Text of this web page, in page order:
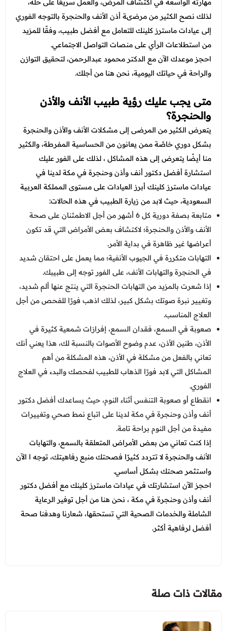
مهارته الواسعة في اكتشاف المرض، والعمل سريعًا على حله،
لذلك نصح الكثير من مرضىة أذن الأنف والحنجرة بالتوجه الفوري
إلى عيادات ماسترز كلينك للتعامل مع أفضل طبيب، وفقًا للمزيد
من استطلاعات الرأي على منصات التواصل الاجتماعي.
احجز موعدك الآن مع الدكتر محمود عبدالرحمن، لتحقيق التوازن
والراحة في حياتك اليومية، نحن هنا من أجلك.
متى يجب عليك رؤية طبيب الأنف والأذن
والحنجرة؟
يتعرض الكثير من المرضى إلى مشكلات الأنف والأذن والحنجرة
بشكل دوري خاصًة ممن يعانون من الحساسية المفرطة، والكثير
منا أيضًا يتعرض إلى هذه المشاكل ، لذلك على الفور عليك
استشارة أفضل دكتور أنف وأذن وحنجرة في مكة لدينا في
عيادات ماسترز كلينك أبرز العيادات على مستوى المملكة العربية
السعودية، حيث لابد من زيارة الطبيب في هذه الحالات:
متابعة بصفة دورية كل 6 أشهر من أجل الاطمئنان على صحة
الأنف والأذن والحنجرة؛ لاكتشاف بعض الأمراض التي قد تكون
أعراضها غير ظاهرة في بداية الأمر.
التهابات متكررة في الجيوب الأنفية؛ مما يعمل على احتقان شديد
في الحنجرة والتهابات الأنف، على الفور توجه إلى طبيبك.
إذا شعرت بالمزيد من التهابات الحنجرة التي ينتج عنها ألم شديد،
وتغيير نبرة صوتك بشكل كبير، لذلك اذهب فورًا للفحص من أجل
العلاج المناسب.
صعوبة في السمع، فقدان السمع، إفرازات شمعية كثيرة في
الأذن، طنين الأذن، عدم وضوح الأصوات بالنسبة لك، هذا يعني أنك
تعاني بالفعل من مشكلة في الأذن، هذه المشكلة من أهم
المشاكل التي لابد فورًا الذهاب للطبيب لفحصك والبدء في العلاج
الفوري.
انقطاع أو صعوبة التنفس أثناء النوم، حيث يساعدك أفضل دكتور
أنف وأذن وحنجرة في مكة لدينا على اتباع نمط صحي وتغييرات
مفيدة من أجل النوم براحة تامة.
إذا كنت تعاني من بعض الأمراض المتعلقة بالسمع، والتهابات
الأنف والحنجرة لا تتردد كثيرًا فصحتك منبع رفاهيتك، توجه ا الآن
واستثمر صحتك بشكل أساسي.
احجز الآن استشارتك في عيادات ماسترز كلينك مع أفضل دكتور
أنف وأذن وحنجرة في مكة ، نحن هنا من أجل توفير الرعاية
الشاملة والخدمات الصحية التي تستحقها، شعارنا وهدفنا صحة
أفضل لرفاهية أكثر.
مقالات ذات صلة